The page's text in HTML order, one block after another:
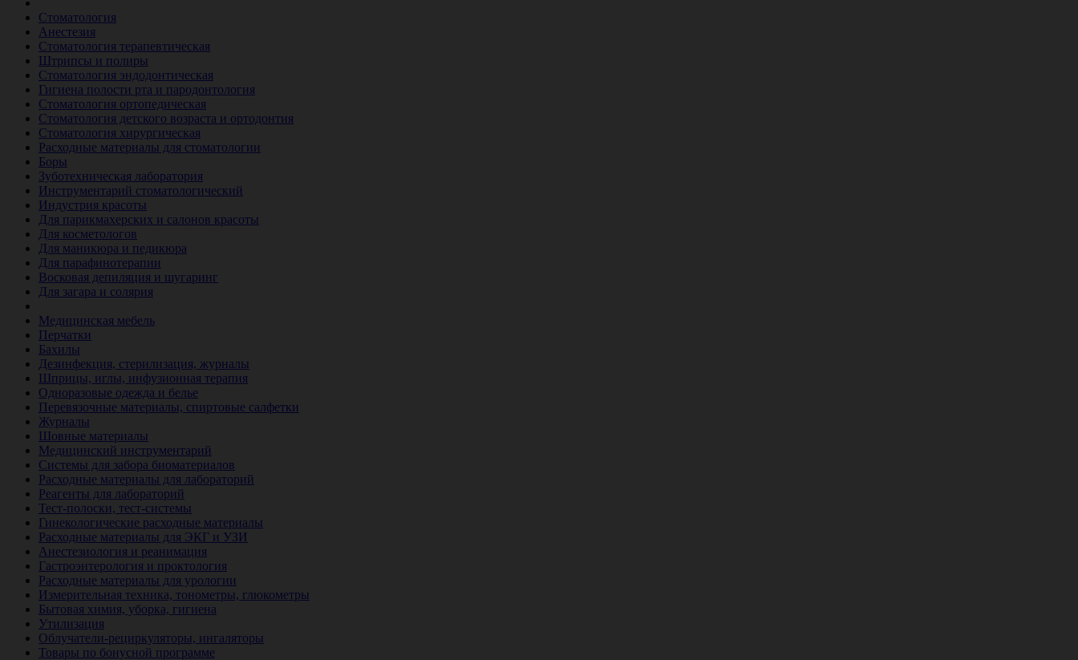
Стоматология
Анестезия
Стоматология терапевтическая
Штрипсы и полиры
Стоматология эндодонтическая
Гигиена полости рта и пародонтология
Стоматология ортопедическая
Стоматология детского возраста и ортодонтия
Стоматология хирургическая
Расходные материалы для стоматологии
Боры
Зуботехническая лаборатория
Инструментарий стоматологический
Индустрия красоты
Для парикмахерских и салонов красоты
Для косметологов
Для маникюра и педикюра
Для парафинотерапии
Восковая депиляция и шугаринг
Для загара и солярия
Медицинская мебель
Перчатки
Бахилы
Дезинфекция, стерилизация, журналы
Шприцы, иглы, инфузионная терапия
Одноразовые одежда и белье
Перевязочные материалы, спиртовые салфетки
Журналы
Шовные материалы
Медицинский инструментарий
Системы для забора биоматериалов
Расходные материалы для лабораторий
Реагенты для лабораторий
Тест-полоски, тест-системы
Гинекологические расходные материалы
Расходные материалы для ЭКГ и УЗИ
Анестезиология и реанимация
Гастроэнтерология и проктология
Расходные материалы для урологии
Измерительная техника, тонометры, глюкометры
Бытовая химия, уборка, гигиена
Утилизация
Облучатели-рециркуляторы, ингаляторы
Товары по бонусной программе